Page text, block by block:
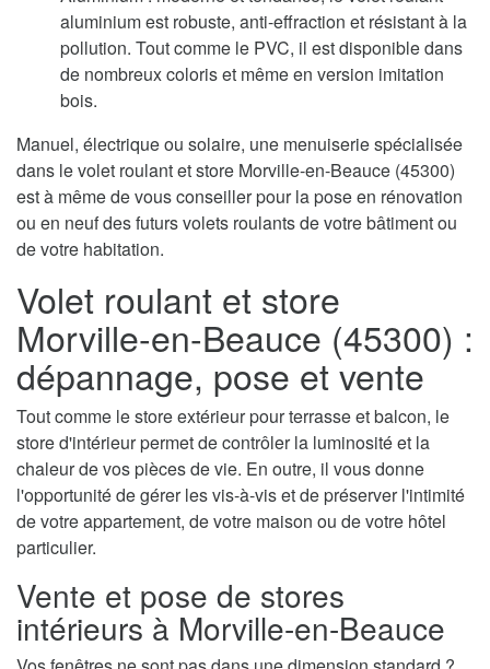
aluminium est robuste, anti-effraction et résistant à la
pollution. Tout comme le PVC, il est disponible dans
de nombreux coloris et même en version imitation
bois.
Manuel, électrique ou solaire, une menuiserie spécialisée
dans le volet roulant et store Morville-en-Beauce (45300)
est à même de vous conseiller pour la pose en rénovation
ou en neuf des futurs volets roulants de votre bâtiment ou
de votre habitation.
Volet roulant et store
Morville-en-Beauce (45300) :
dépannage, pose et vente
Tout comme le store extérieur pour terrasse et balcon, le
store d'intérieur permet de contrôler la luminosité et la
chaleur de vos pièces de vie. En outre, il vous donne
l'opportunité de gérer les vis-à-vis et de préserver l'intimité
de votre appartement, de votre maison ou de votre hôtel
particulier.
Vente et pose de stores
intérieurs à Morville-en-Beauce